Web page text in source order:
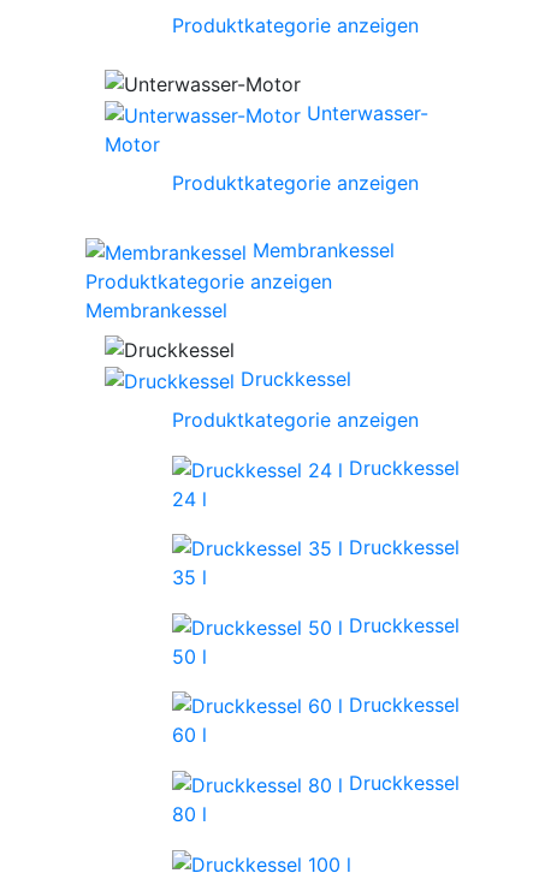
Produktkategorie anzeigen
Unterwasser-
Motor
Produktkategorie anzeigen
Membrankessel
Produktkategorie anzeigen
Membrankessel
Druckkessel
Produktkategorie anzeigen
Druckkessel
24 l
Druckkessel
35 l
Druckkessel
50 l
Druckkessel
60 l
Druckkessel
80 l